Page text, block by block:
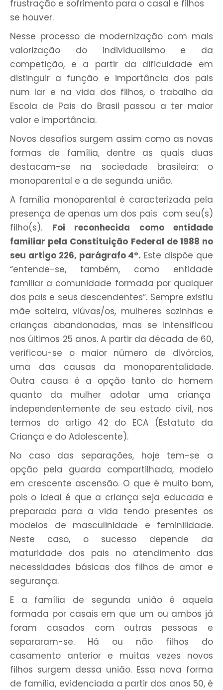
frustração e sofrimento para o casal e filhos
se houver.
Nesse processo de modernização com mais
valorização do individualismo e da
competição, e a partir da dificuldade em
distinguir a função e importância dos pais
num lar e na vida dos filhos, o trabalho da
Escola de Pais do Brasil passou a ter maior
valor e importância.
Novos desafios surgem assim como as novas
formas de família, dentre as quais duas
destacam-se na sociedade brasileira: o
monoparental e a de segunda união.
A família monoparental é caracterizada pela
presença de apenas um dos pais com seu(s)
filho(s). Foi reconhecida como entidade
familiar pela Constituição Federal de 1988 no
seu artigo 226, parágrafo 4º. Este dispõe que
“entende-se, também, como entidade
familiar a comunidade formada por qualquer
dos pais e seus descendentes”. Sempre existiu
mãe solteira, viúvas/os, mulheres sozinhas e
crianças abandonadas, mas se intensificou
nos últimos 25 anos. A partir da década de 60,
verificou-se o maior número de divórcios,
uma das causas da monoparentalidade.
Outra causa é a opção tanto do homem
quanto da mulher adotar uma criança
independentemente de seu estado civil, nos
termos do artigo 42 do ECA (Estatuto da
Criança e do Adolescente).
No caso das separações, hoje tem-se a
opção pela guarda compartilhada, modelo
em crescente ascensão. O que é muito bom,
pois o ideal é que a criança seja educada e
preparada para a vida tendo presentes os
modelos de masculinidade e feminilidade.
Neste caso, o sucesso depende da
maturidade dos pais no atendimento das
necessidades básicas dos filhos de amor e
segurança.
E a família de segunda união é aquela
formada por casais em que um ou ambos já
foram casados com outras pessoas e
separaram-se. Há ou não filhos do
casamento anterior e muitas vezes novos
filhos surgem dessa união. Essa nova forma
de família, evidenciada a partir dos anos 50, é